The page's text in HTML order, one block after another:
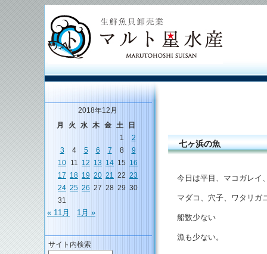
七ヶ浜の魚
今日は平目、マコガレイ
マダコ、穴子、ワタリガ
船数少ない
漁も少ない。
2018年12月
月
火 水 木 金 土
日
1
2
3
4 5 6 7 8
9
10 11 12 13 14 15 16
17 18 19 20 21 22 23
24 25 26 27 28 29 30
31
« 11月 1月 »
サイト内検索